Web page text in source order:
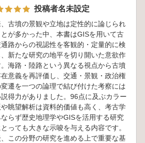
投稿者名未設定
古墳の景観や立地は定性的に論じられ
が多かった中、本書はGISを用いて古
路からの視認性を客観的・定量的に検
新たな研究の地平を切り開いた意欲作
。海路・陸路という異なる視点から古墳
意義を再評価し、交通・景観・政治権
遷を一つの論理で結び付けた考察には
得力がありました。96点に及ぶカラー
や眺望解析は資料的価値も高く、考古学
らず歴史地理学やGISを活用する研究
っても大きな示唆を与える内容です。
この分野の研究を進める上で重要な基